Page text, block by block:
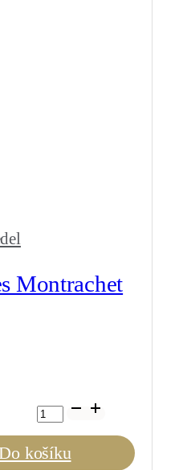
Montrachet
B
Black
Series
Montrachet
množství
košíku